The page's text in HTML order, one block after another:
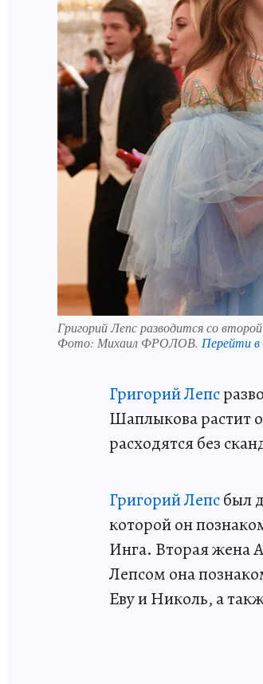
Григорий Лепс разводится со
Фото: Михаил ФРОЛОВ. Перейти
Григорий Лепс
Шаплыкова растит
расходятся без
Григорий Лепсбыл
которой он
Инга. Вторая жена
Лепсом она
Еву и Николь, а